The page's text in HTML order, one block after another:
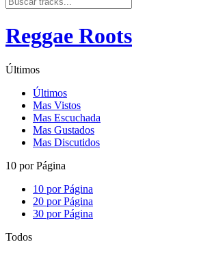
Reggae Roots
Últimos
Últimos
Mas Vistos
Mas Escuchada
Mas Gustados
Mas Discutidos
10 por Página
10 por Página
20 por Página
30 por Página
Todos